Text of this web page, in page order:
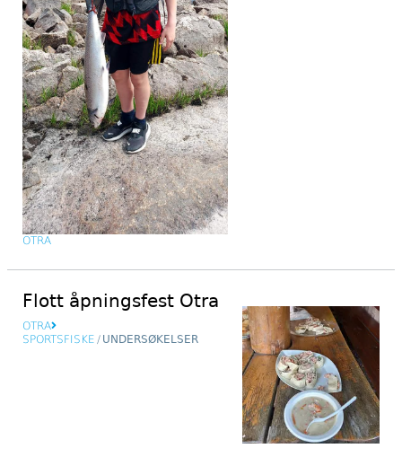
OTRA
Flott åpningsfest Otra
OTRA
SPORTSFISKE / UNDERSØKELSER